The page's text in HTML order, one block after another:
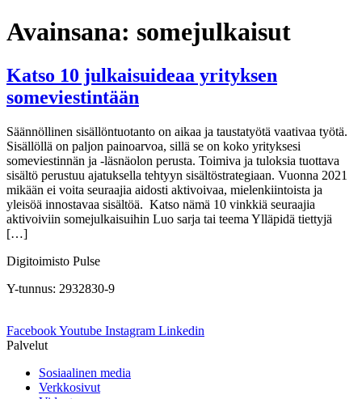
Avainsana: somejulkaisut
Katso 10 julkaisuideaa yrityksen
someviestintään
Säännöllinen sisällöntuotanto on aikaa ja taustatyötä vaativaa työtä.
Sisällöllä on paljon painoarvoa, sillä se on koko yrityksesi
someviestinnän ja -läsnäolon perusta. Toimiva ja tuloksia tuottava
sisältö perustuu ajatuksella tehtyyn sisältöstrategiaan. Vuonna 2021
mikään ei voita seuraajia aidosti aktivoivaa, mielenkiintoista ja
yleisöä innostavaa sisältöä. Katso nämä 10 vinkkiä seuraajia
aktivoiviin somejulkaisuihin Luo sarja tai teema Ylläpidä tiettyjä
[…]
Digitoimisto Pulse
Y-tunnus: 2932830-9
FacebookYoutube Instagram Linkedin
Palvelut
Sosiaalinen media
Verkkosivut